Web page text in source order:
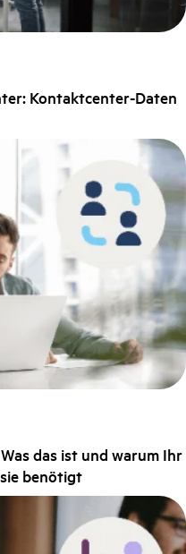
Kontaktcenter-Daten
das ist und warum Ihr
benötigt